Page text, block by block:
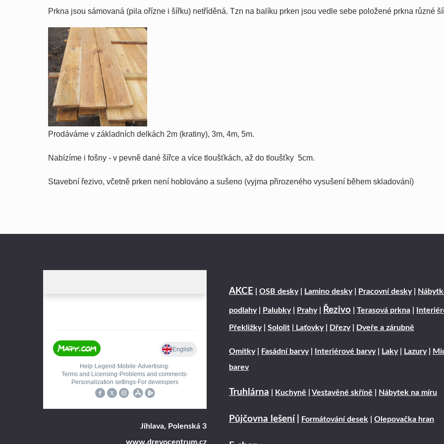
Prkna jsou sámovaná (pila ořízne i šířku) netříděná. Tzn na balíku prken jsou vedle sebe položené prkna různé
Prodáváme v základních delkách 2m (kratiny), 3m, 4m, 5m.
Nabízíme i fošny - v pevně dané šířce a více tloušťkách, až do tloušťky 5cm.
Stavební řezivo, včetně prken není hoblováno a sušeno (vyjma přirozeného vysušení během skladování)
Jihlava, Polenská 3
www.drevocentrum.cz
AKCE OSB desky| Lamino desky| Pracovní desky|
podlahy| Palubky| Prahy| Řezivo Terasová prkna
Překližky| Sololit Laťovky| Dřezy| Dveře a zárubně
Omítky| Fasádní barvy| Interiérové barvy| Laky| Lazury|
barev
Truhlárna Kuchyně Vestavěné skříně Nábytek na míru
Půjčovna lešení Formátování desek Olepovačka hran